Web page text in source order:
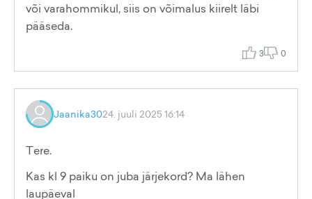
või varahommikul, siis on võimalus kiirelt läbi
pääseda.
3 0
Jaanika3024. juuli 2025 16:14
Tere.
Kas kl 9 paiku on juba järjekord? Ma lähen
laupäeval